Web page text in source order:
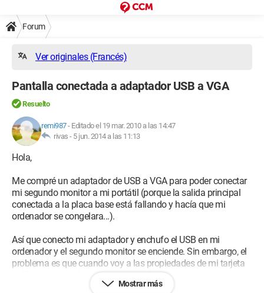
Forum
Ver originales (Francés)
Pantalla conectada a adaptador USB a VGA
Resuelto
remi987- Editado el 19 mar. 2010 a las 14:47
rivas - 5 jun. 2014 a las 11:13
Hola,
Me compré un adaptador de USB a VGA para poder conectar
mi segundo monitor a mi portátil (porque la salida principal
conectada a la placa base está fallando y hacía que mi
ordenador se congelara...).
Así que conecto mi adaptador y enchufo el USB en mi
ordenador y el segundo monitor se enciende. Sin embargo, el
problema es que cuando voy a las propiedades de mi tarjeta
gráfica para cambiar las opciones de mi segundo monitor
(resolución y orientación), mi segundo monitor no es
Mostrar más